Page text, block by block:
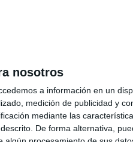
nosotros
a información en un
medición de publicidad y
mediante las
De forma alternativa,